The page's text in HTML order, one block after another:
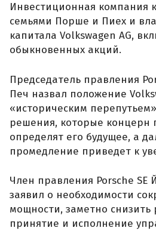
Инвестиционная компания
семьями Порше и Пиех и
капитала Volkswagen AG,
обыкновенных акций.
Председатель правления
Печ назвал положение
«историческим
решения, которые концерн
определят его будущее, а
промедление приведет к
Член правления Porsche SE
заявил о необходимости
мощности, заметно снизить
принятие и исполнение